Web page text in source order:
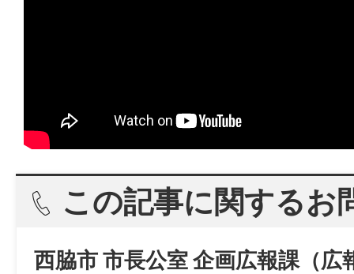
この記事に関するお
西脇市 市長公室 企画広報課（広